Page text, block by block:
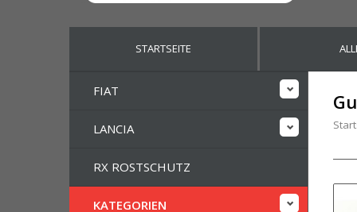
STARTSEITE
FIAT
LANCIA
RX ROSTSCHUTZ
KATEGORIEN